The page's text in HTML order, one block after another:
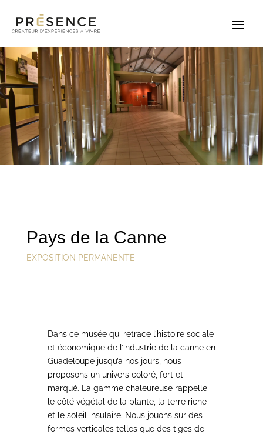
Pays de la Canne
EXPOSITION PERMANENTE
Dans ce musée qui retrace l’histoire sociale
et économique de l’industrie de la canne en
Guadeloupe jusqu’à nos jours, nous
proposons un univers coloré, fort et
marqué. La gamme chaleureuse rappelle
le côté végétal de la plante, la terre riche
et le soleil insulaire. Nous jouons sur des
formes verticales telles que des tiges de